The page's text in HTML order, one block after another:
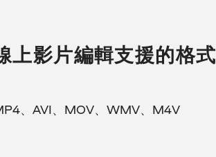
上影片編輯支援的格式
、AVI、MOV、WMV、M4V